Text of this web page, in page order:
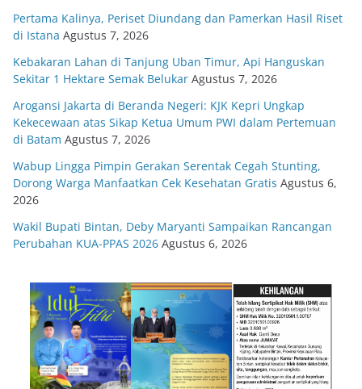
Pertama Kalinya, Periset Diundang dan Pamerkan Hasil Riset
di Istana Agustus 7, 2026
Kebakaran Lahan di Tanjung Uban Timur, Api Hanguskan
Sekitar 1 Hektare Semak Belukar Agustus 7, 2026
Arogansi Jakarta di Beranda Negeri: KJK Kepri Ungkap
Kekecewaan atas Sikap Ketua Umum PWI dalam Pertemuan
di Batam Agustus 7, 2026
Wabup Lingga Pimpin Gerakan Serentak Cegah Stunting,
Dorong Warga Manfaatkan Cek Kesehatan Gratis Agustus 6,
2026
Wakil Bupati Bintan, Deby Maryanti Sampaikan Rancangan
Perubahan KUA-PPAS 2026 Agustus 6, 2026